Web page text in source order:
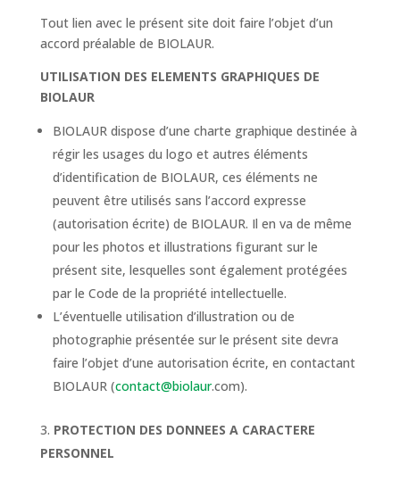
Tout lien avec le présent site doit faire l’objet d’un
accord préalable de BIOLAUR.
UTILISATION DES ELEMENTS GRAPHIQUES DE
BIOLAUR
BIOLAUR dispose d’une charte graphique destinée à
régir les usages du logo et autres éléments
d’identification de BIOLAUR, ces éléments ne
peuvent être utilisés sans l’accord expresse
(autorisation écrite) de BIOLAUR. Il en va de même
pour les photos et illustrations figurant sur le
présent site, lesquelles sont également protégées
par le Code de la propriété intellectuelle.
L’éventuelle utilisation d’illustration ou de
photographie présentée sur le présent site devra
faire l’objet d’une autorisation écrite, en contactant
BIOLAUR (contact@biolaur.com).
PROTECTION DES DONNEES A CARACTERE
PERSONNEL